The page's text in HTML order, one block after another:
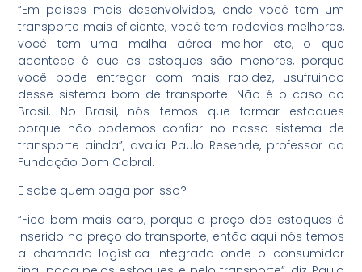
“Em países mais desenvolvidos, onde você tem um
transporte mais eficiente, você tem rodovias melhores,
você tem uma malha aérea melhor etc, o que
acontece é que os estoques são menores, porque
você pode entregar com mais rapidez, usufruindo
desse sistema bom de transporte. Não é o caso do
Brasil. No Brasil, nós temos que formar estoques
porque não podemos confiar no nosso sistema de
transporte ainda”, avalia Paulo Resende, professor da
Fundação Dom Cabral.
E sabe quem paga por isso?
“Fica bem mais caro, porque o preço dos estoques é
inserido no preço do transporte, então aqui nós temos
a chamada logística integrada onde o consumidor